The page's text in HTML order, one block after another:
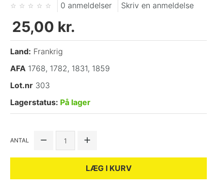
0 anmeldelser Skriv en anmeldelse
25,00 kr.
Land: Frankrig
AFA 1768, 1782, 1831, 1859
Lot.nr 303
Lagerstatus: På lager
ANTAL
LÆG I KURV